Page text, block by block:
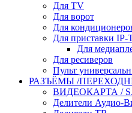
Для TV
Для ворот
Для
Для приставки IP-
Для
Для ресиверов
Пульт
РАЗЪЁМЫ /
ВИДЕОКАРТА /
Делители Аудио-